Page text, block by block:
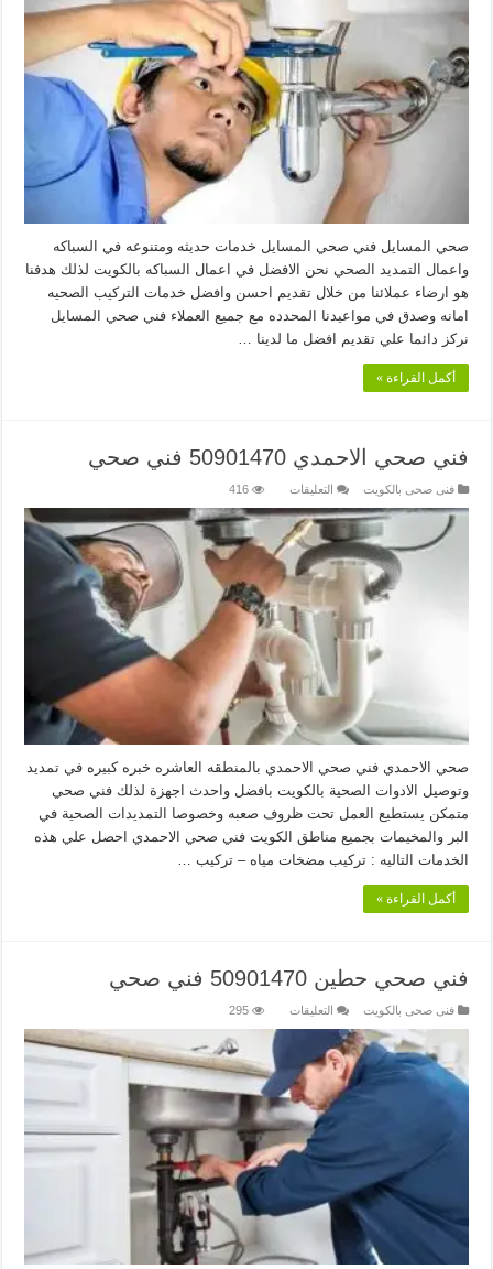
المسايل
50901470
سباك
مغلقة
صحي المسايل فني صحي المسايل خدمات حديثه ومتنوعه في السباكه
واعمال التمديد الصحي نحن الافضل في اعمال السباكه بالكويت لذلك هدفنا
هو ارضاء عملائنا من خلال تقديم احسن وافضل خدمات التركيب الصحيه
امانه وصدق في مواعيدنا المحدده مع جميع العملاء فني صحي المسايل
نركز دائما علي تقديم افضل ما لدينا …
أكمل القراءة »
فني صحي الاحمدي 50901470 فني صحي
فنى صحى بالكويت التعليقات
صحي
الاحمدي
50901470
فني
صحي
مغلقة
416
صحي الاحمدي فني صحي الاحمدي بالمنطقه العاشره خبره كبيره في تمديد
وتوصيل الادوات الصحية بالكويت بافضل واحدث اجهزة لذلك فني صحي
متمكن يستطيع العمل تحت ظروف صعبه وخصوصا التمديدات الصحية في
البر والمخيمات بجميع مناطق الكويت فني صحي الاحمدي احصل علي هذه
الخدمات التاليه : تركيب مضخات مياه – تركيب …
أكمل القراءة »
فني صحي حطين 50901470 فني صحي
فنى صحى بالكويت التعليقات
صحي
حطين
50901470
فني
صحي
مغلقة
295